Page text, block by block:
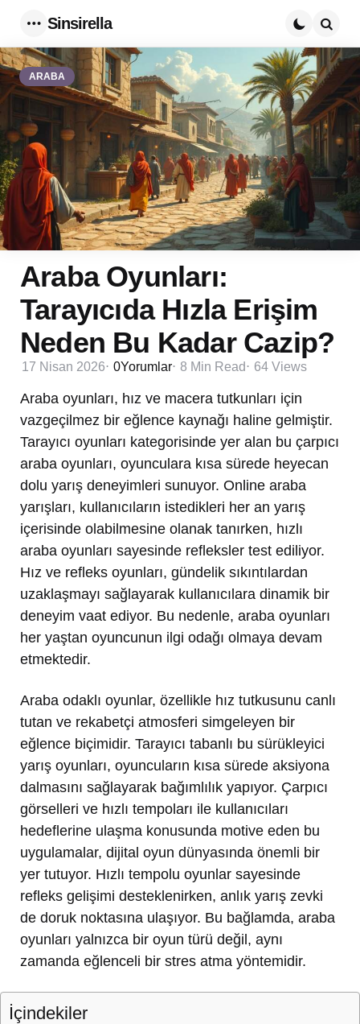
Sinsirella
ARABA
Araba Oyunları:
Tarayıcıda Hızla Erişim
Neden Bu Kadar Cazip?
17 Nisan 2026 0Yorumlar 8 Min Read 64 Views
Araba oyunları, hız ve macera tutkunları için
vazgeçilmez bir eğlence kaynağı haline gelmiştir.
Tarayıcı oyunları kategorisinde yer alan bu çarpıcı
araba oyunları, oyunculara kısa sürede heyecan
dolu yarış deneyimleri sunuyor. Online araba
yarışları, kullanıcıların istedikleri her an yarış
içerisinde olabilmesine olanak tanırken, hızlı
araba oyunları sayesinde refleksler test ediliyor.
Hız ve refleks oyunları, gündelik sıkıntılardan
uzaklaşmayı sağlayarak kullanıcılara dinamik bir
deneyim vaat ediyor. Bu nedenle, araba oyunları
her yaştan oyuncunun ilgi odağı olmaya devam
etmektedir.
Araba odaklı oyunlar, özellikle hız tutkusunu canlı
tutan ve rekabetçi atmosferi simgeleyen bir
eğlence biçimidir. Tarayıcı tabanlı bu sürükleyici
yarış oyunları, oyuncuların kısa sürede aksiyona
dalmasını sağlayarak bağımlılık yapıyor. Çarpıcı
görselleri ve hızlı tempoları ile kullanıcıları
hedeflerine ulaşma konusunda motive eden bu
uygulamalar, dijital oyun dünyasında önemli bir
yer tutuyor. Hızlı tempolu oyunlar sayesinde
refleks gelişimi desteklenirken, anlık yarış zevki
de doruk noktasına ulaşıyor. Bu bağlamda, araba
oyunları yalnızca bir oyun türü değil, aynı
zamanda eğlenceli bir stres atma yöntemidir.
İçindekiler